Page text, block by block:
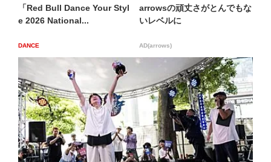
「Red Bull Dance Your Styl
e 2026 National...
DANCE
arrowsの頑丈さがとんでもな
いレベルに
AD(arrows)